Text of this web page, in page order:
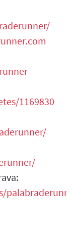
1169830